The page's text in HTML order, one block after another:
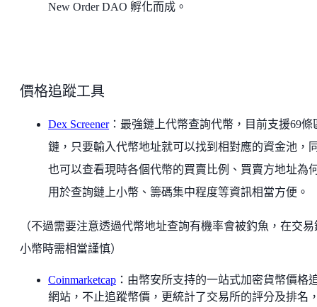
New Order DAO 孵化而成。
價格追蹤工具
Dex Screener：最強鏈上代幣查詢代幣，目前支援69條
鏈，只要輸入代幣地址就可以找到相對應的資金池，
也可以查看現時各個代幣的買賣比例、買賣方地址為
用於查詢鏈上小幣、籌碼集中程度等資訊相當方便。
（不過需要注意透過代幣地址查詢有機率會被釣魚，在交易
小幣時需相當謹慎）
Coinmarketcap ：由幣安所支持的一站式加密貨幣價格
網站，不止追蹤幣價，更統計了交易所的評分及排名